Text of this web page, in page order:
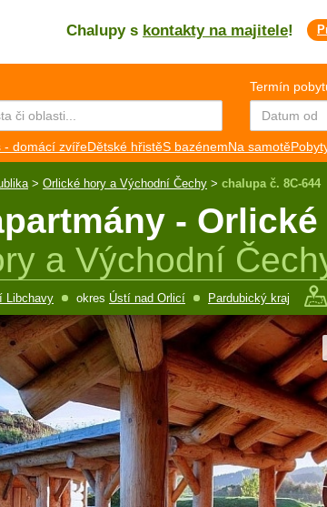
Chalupy s kontakty na majitele!
CZ EN
Termín
- domácí zvířeDětské hřistěS bazénemNa samotě
> Orlické hory a Východní Čechy > chalupa č. 8C-644
-
a Východní
Libchavy okres Ústí nad Orlicí Pardubický kraj